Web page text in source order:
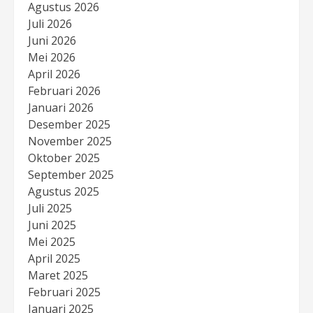
Agustus 2026
Juli 2026
Juni 2026
Mei 2026
April 2026
Februari 2026
Januari 2026
Desember 2025
November 2025
Oktober 2025
September 2025
Agustus 2025
Juli 2025
Juni 2025
Mei 2025
April 2025
Maret 2025
Februari 2025
Januari 2025